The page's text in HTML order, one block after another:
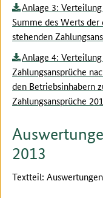
Anlage 3:
Summe des Werts
stehenden
Anlage 4:
Zahlungsansprüche
den Betriebsinhabern
Zahlungsansprüche
2013
Textteil: